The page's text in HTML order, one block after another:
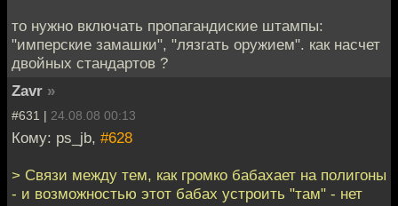
то нужно включать пропагандиские штампы:
"имперские замашки", "лязгать оружием". как насчет
двойных стандартов ?
Zavr »
#631 | 24.08.08 00:13
Кому: ps_jb, #628
> Связи между тем, как громко бабахает на полигоны
- и возможностью этот бабах устроить "там" - нет